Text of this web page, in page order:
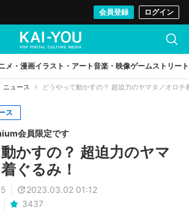
会員登録 ログイン
メ・漫画イラスト・アート音楽・映像ゲームストリート
ニュース どうやって動かすの？ 超迫力のヤマタノオロチ
ス
会員限定です
かすの？ 超迫力のヤマ
ぐるみ！
2023.03.02 01:12
3437